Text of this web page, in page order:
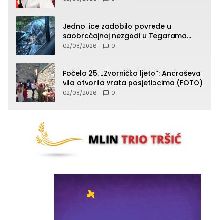
Jedno lice zadobilo povrede u
saobraćajnoj nezgodi u Tegarama
(FOTO)
02/08/2026 0
Počelo 25. „Zvorničko ljeto“: Andraševa
vila otvorila vrata posjetiocima (FOTO)
02/08/2026 0